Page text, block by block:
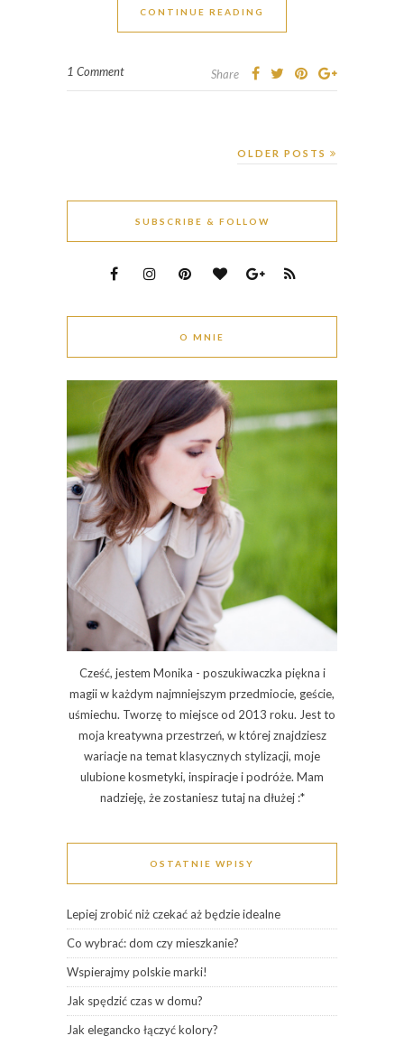
CONTINUE READING
1 Comment Share
OLDER POSTS
SUBSCRIBE & FOLLOW
O MNIE
Cześć, jestem Monika - poszukiwaczka piękna i
magii w każdym najmniejszym przedmiocie, geście,
uśmiechu. Tworzę to miejsce od 2013 roku. Jest to
moja kreatywna przestrzeń, w której znajdziesz
wariacje na temat klasycznych stylizacji, moje
ulubione kosmetyki, inspiracje i podróże. Mam
nadzieję, że zostaniesz tutaj na dłużej :*
OSTATNIE WPISY
Lepiej zrobić niż czekać aż będzie idealne
Co wybrać: dom czy mieszkanie?
Wspierajmy polskie marki!
Jak spędzić czas w domu?
Jak elegancko łączyć kolory?